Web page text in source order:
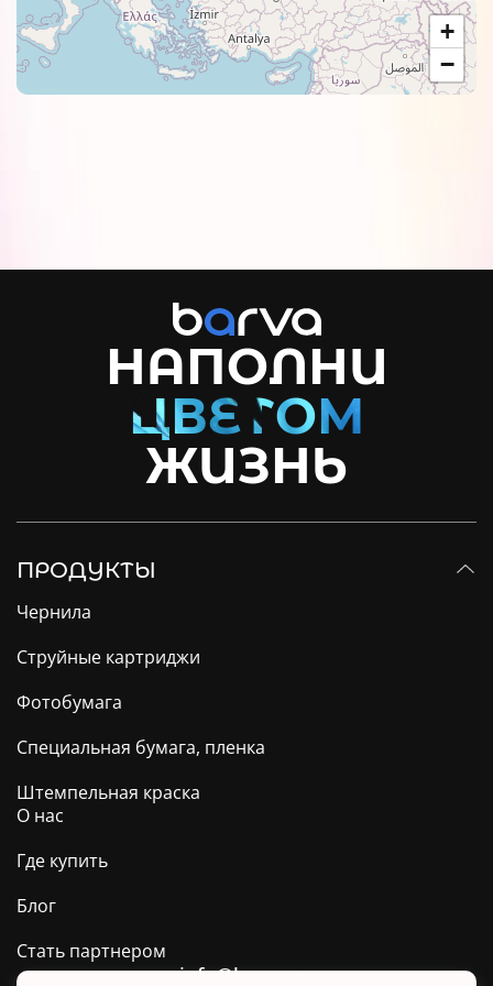
+
−
НАПОЛНИ
ЖИЗНЬ
ПРОДУКТЫ
Чернила
Струйные картриджи
Фотобумага
Специальная бумага, пленка
Штемпельная краска
О нас
Где купить
Блог
Стать партнером
info@barva.ua